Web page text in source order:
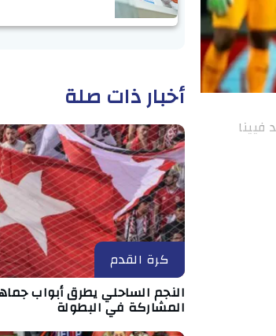
أخبار ذات صلة
كرة القدم
النجم الساحلي يطرق أبواب
المشاركة في البطولة